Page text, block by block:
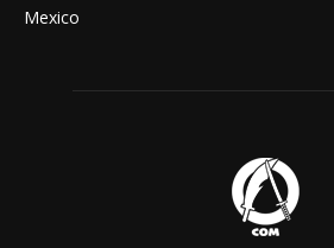
Mexico